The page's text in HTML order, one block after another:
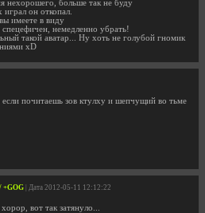
нехорошего, больше так не буду
он откопал.
имеете в виду
немедленно убрать!
такой аватар... Ну хоть не голубой гномик
xD
почитаешь зов ктулху и шепчущий во тьме
+GOG | Дата 2012-05-11 12:12:22
вот так затянуло...